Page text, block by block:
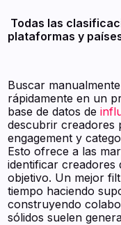
Todas las
plataformas y
Buscar
rápidamente en un
base de datos de
descubrir creadores
engagement y
Esto ofrece a las
identificar creadores
objetivo. Un mejor
tiempo haciendo
construyendo
sólidos suelen